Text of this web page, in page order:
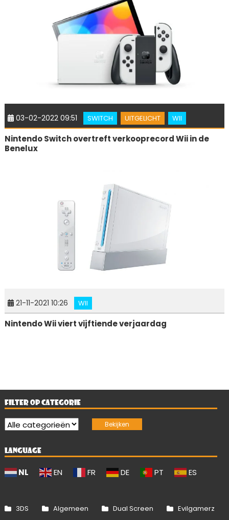
03-02-2022 09:51 SWITCH UITGELICHT WII
Nintendo Switch overtreft verkooprecord Wii in de
Benelux
21-11-2021 10:26 WII
Nintendo Wii viert vijftiende verjaardag
FILTER OP CATEGORIE
LANGUAGE
NL EN FR DE PT ES
3DS Algemeen Dual Screen
Evilgamerz